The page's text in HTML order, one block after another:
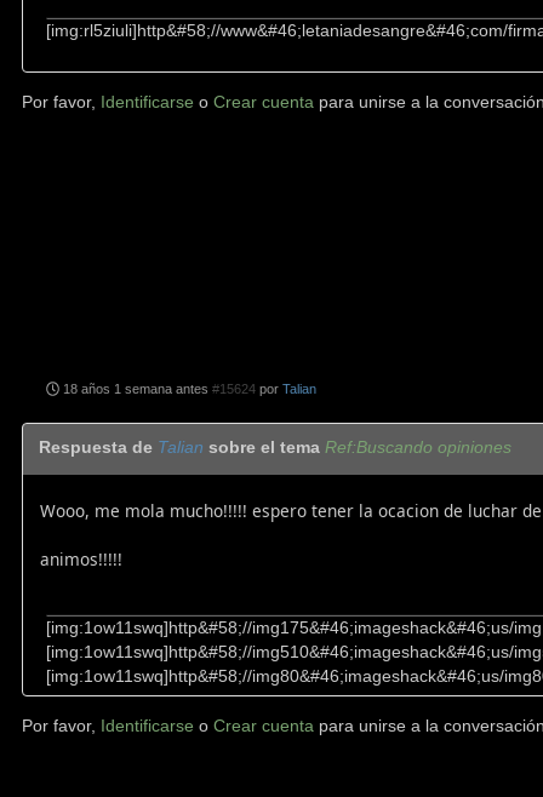
[img:rl5ziuli]http&#58;//www&#46;letaniadesangre&#46;com/
Por favor, Identificarse o Crear cuenta para unirse a la
18 años 1 semana antes #15624 porTalian
Respuesta de Talian sobre el tema Ref:Buscando opiniones
Wooo, me mola mucho!!!!! espero tener la ocacion de luchar
animos!!!!!
[img:1ow11swq]http&#58;//img175&#46;imageshack&#46;us/
[img:1ow11swq]http&#58;//img510&#46;imageshack&#46;us/
[img:1ow11swq]http&#58;//img80&#46;imageshack&#46;us/
Por favor, Identificarse o Crear cuenta para unirse a la